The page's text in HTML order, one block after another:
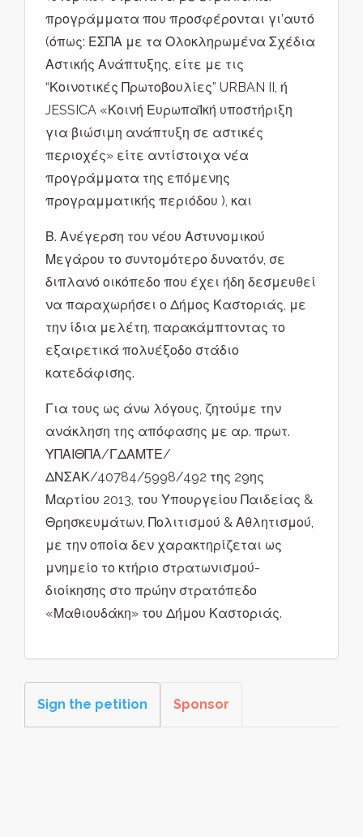
προγράμματα που προσφέρονται γι’αυτό
(όπως: ΕΣΠΑ με τα Ολοκληρωμένα Σχέδια
Αστικής Ανάπτυξης, είτε με τις
“Κοινοτικές Πρωτοβουλίες” URBAN II, ή
JESSICA «Κοινή ΕυρωπαΪκή υποστήριξη
για βιώσιμη ανάπτυξη σε αστικές
περιοχές» είτε αντίστοιχα νέα
προγράμματα της επόμενης
προγραμματικής περιόδου ), και
Β. Ανέγερση του νέου Αστυνομικού
Μεγάρου το συντομότερο δυνατόν, σε
διπλανό οικόπεδο που έχει ήδη δεσμευθεί
να παραχωρήσει ο Δήμος Καστοριάς, με
την ίδια μελέτη, παρακάμπτοντας το
εξαιρετικά πολυέξοδο στάδιο
κατεδάφισης.
Για τους ως άνω λόγους, ζητούμε την
ανάκληση της απόφασης με αρ. πρωτ.
ΥΠΑΙΘΠΑ/ΓΔΑΜΤΕ/
ΔΝΣΑΚ/40784/5998/492 της 29ης
Μαρτίου 2013, του Υπουργείου Παιδείας &
Θρησκευμάτων, Πολιτισμού & Αθλητισμού,
με την οποία δεν χαρακτηρίζεται ως
μνημείο το κτήριο στρατωνισμού-
διοίκησης στο πρώην στρατόπεδο
«Μαθιουδάκη» του Δήμου Καστοριάς.
Sign the petition Sponsor